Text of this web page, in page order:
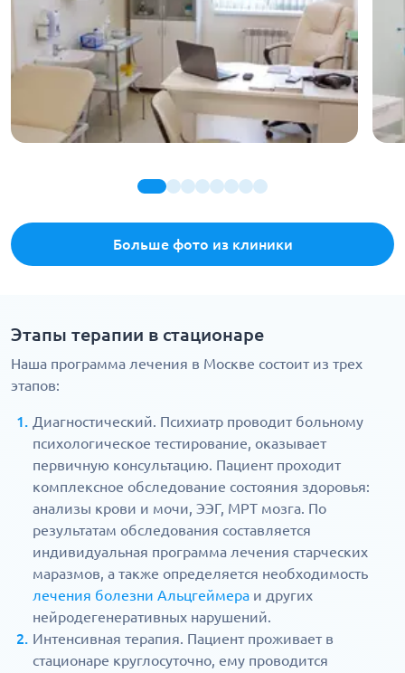
Больше фото из клиники
Этапы терапии в стационаре
Наша программа лечения в Москве состоит из трех
этапов:
Диагностический. Психиатр проводит больному
психологическое тестирование, оказывает
первичную консультацию. Пациент проходит
комплексное обследование состояния здоровья:
анализы крови и мочи, ЭЭГ, МРТ мозга. По
результатам обследования составляется
индивидуальная программа лечения старческих
маразмов, а также определяется необходимость
лечения болезни Альцгеймера и других
нейродегенеративных нарушений.
Интенсивная терапия. Пациент проживает в
стационаре круглосуточно, ему проводится